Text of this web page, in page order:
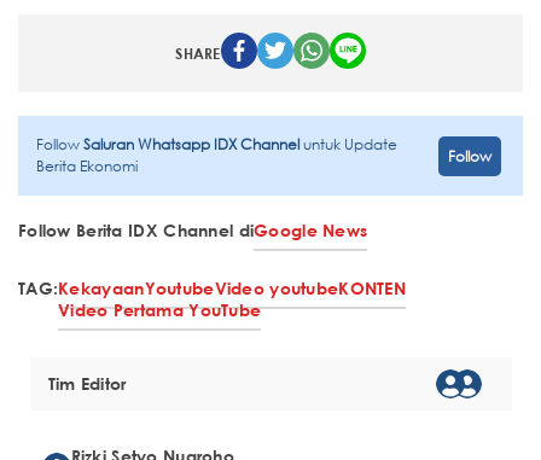
SHARE
FollowSaluran Whatsapp IDX Channeluntuk Update
Berita Ekonomi
Follow
Follow Berita IDX Channel diGoogle News
TAG:KekayaanYoutubeVideo youtubeKONTEN
Video Pertama YouTube
Tim Editor